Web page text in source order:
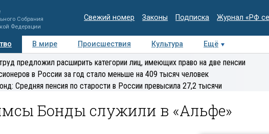
Собрания
Федерации
Свежий номер Законы Подписка Журнал «РФ
В мире Происшествия Культура
Ещё
Регионы Медиацентр Интервью Колумнисты
предложил расширить категории лиц, имеющих право на две пенсии
в России за год стало меньше на 409 тысяч человек
Средняя пенсия по старости в России превысила 27,2 тысячи
Бонды служили в «Альфе»